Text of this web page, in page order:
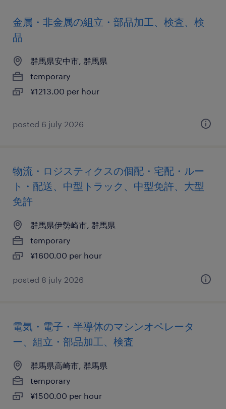
金属・非金属の組立・部品加工、検査、検
品
群馬県安中市, 群馬県
temporary
¥1213.00 per hour
posted 6 july 2026
物流・ロジスティクスの個配・宅配・ルー
ト・配送、中型トラック、中型免許、大型
免許
群馬県伊勢崎市, 群馬県
temporary
¥1600.00 per hour
posted 8 july 2026
電気・電子・半導体のマシンオペレータ
ー、組立・部品加工、検査
群馬県高崎市, 群馬県
temporary
¥1500.00 per hour